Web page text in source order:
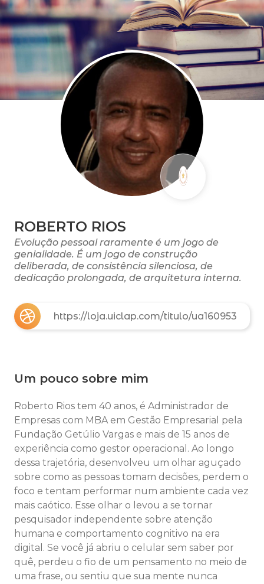
ROBERTO RIOS
Evolução pessoal raramente é um jogo de
genialidade. É um jogo de construção
deliberada, de consistência silenciosa, de
dedicação prolongada, de arquitetura interna.
https://loja.uiclap.com/titulo/ua160953
Um pouco sobre mim
Roberto Rios tem 40 anos, é Administrador de
Empresas com MBA em Gestão Empresarial pela
Fundação Getúlio Vargas e mais de 15 anos de
experiência como gestor operacional. Ao longo
dessa trajetória, desenvolveu um olhar aguçado
sobre como as pessoas tomam decisões, perdem o
foco e tentam performar num ambiente cada vez
mais caótico. Esse olhar o levou a se tornar
pesquisador independente sobre atenção
humana e comportamento cognitivo na era
digital. Se você já abriu o celular sem saber por
quê, perdeu o fio de um pensamento no meio de
uma frase, ou sentiu que sua mente nunca